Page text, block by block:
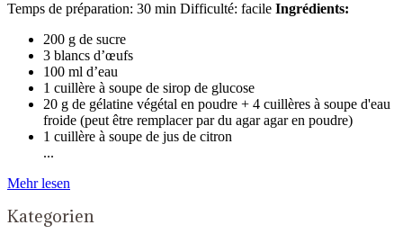
Temps de préparation: 30 min Difficulté: facile Ingrédients:
200 g de sucre
3 blancs d’œufs
100 ml d’eau
1 cuillère à soupe de sirop de glucose
20 g de gélatine végétal en poudre + 4 cuillères à soupe d'eau
froide (peut être remplacer par du agar agar en poudre)
1 cuillère à soupe de jus de citron
...
Mehr lesen
Kategorien